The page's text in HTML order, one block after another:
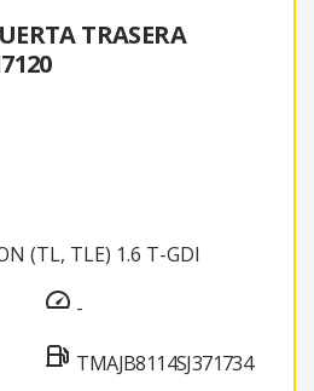
TRASERA
(TL, TLE) 1.6 T-GDI
-
TMAJB8114SJ371734